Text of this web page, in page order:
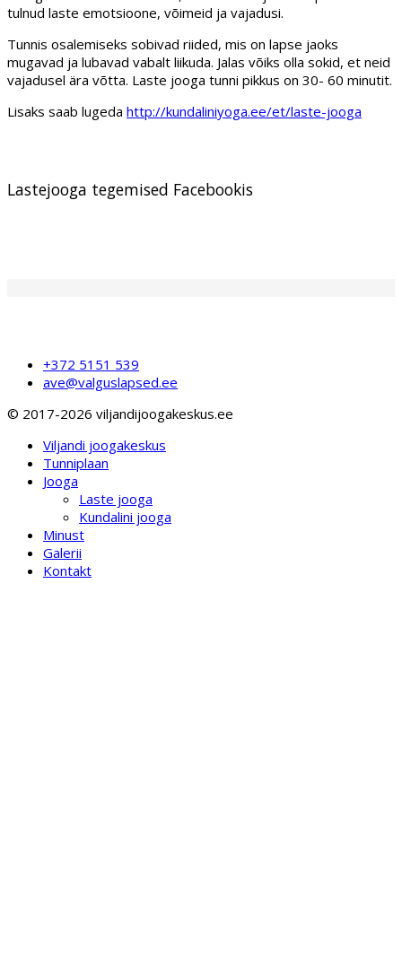
tulnud laste emotsioone, võimeid ja vajadusi.
Tunnis osalemiseks sobivad riided, mis on lapse jaoks
mugavad ja lubavad vabalt liikuda. Jalas võiks olla sokid, et neid
vajadusel ära võtta. Laste jooga tunni pikkus on 30- 60 minutit.
Lisaks saab lugeda http://kundaliniyoga.ee/et/laste-jooga
Lastejooga tegemised Facebookis
+372 5151 539
ave@valguslapsed.ee
© 2017-2026 viljandijoogakeskus.ee
Viljandi joogakeskus
Tunniplaan
Jooga
Laste jooga
Kundalini jooga
Minust
Galerii
Kontakt